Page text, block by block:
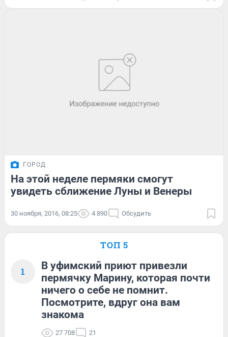
ГОРОД
На этой неделе пермяки смогут
увидеть сближение Луны и Венеры
30 ноября, 2016, 08:25 4 890 Обсудить
ТОП 5
1
В уфимский приют привезли
пермячку Марину, которая почти
ничего о себе не помнит.
Посмотрите, вдруг она вам
знакома
27 708 21